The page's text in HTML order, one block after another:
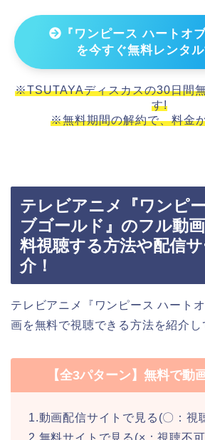
『ワンピース ハートオブ
を今すぐ無料レンタル
※TSUTAYAディスカスの30日間
す!
※無料期間の解約で、料金
テレビアニメ『ワンピ
ブゴールド』のフル動
料視聴する方法や配信
介！
テレビアニメ『ワンピース ハート
画を無料で視聴できる方法を紹介し
【全3パターン】無料で動
1.動画配信サイトで見る(〇：視